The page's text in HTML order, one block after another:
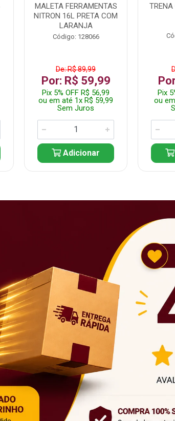
MALETA FERRAMENTAS
NITRON 16L PRETA COM
LARANJA
Código: 128066
De: R$ 89,99
Por: R$ 59,99
Pix 5% OFF R$ 56,99
ou em até 1x R$ 59,99
Sem Juros
Adicionar
Pix
ou